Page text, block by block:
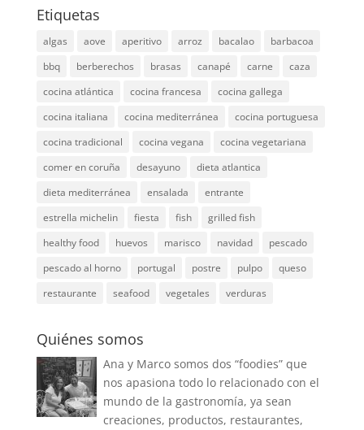
Etiquetas
algas aove aperitivo arroz bacalao
barbacoa
bbq
berberechos brasas canapé carne
caza
cocina atlántica
cocina francesa
cocina gallega
cocina italiana
cocina mediterránea
cocina portuguesa
cocina tradicional
cocina vegana
cocina vegetariana
comer en coruña
desayuno
dieta atlantica
dieta mediterránea
ensalada
entrante
estrella michelin
fiesta fish
grilled fish
healthy food
huevos marisco navidad
pescado
pescado al horno
portugal postre pulpo
queso
restaurante
seafood vegetales verduras
Quiénes somos
Ana y Marco somos dos “foodies” que
nos apasiona todo lo relacionado con el
mundo de la gastronomía, ya sean
creaciones, productos, restaurantes,